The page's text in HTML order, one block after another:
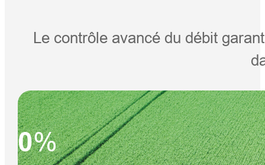
Le contrôle avancé du débit
0%